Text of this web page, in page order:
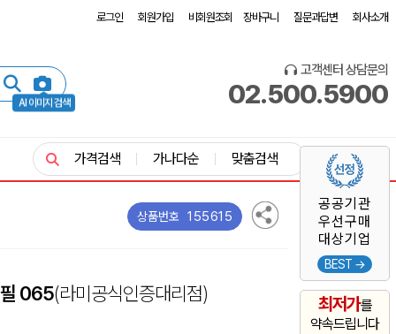
로그인 회원가입 비회원조회 장바구니 질문과답변 회사소개
AI 이미지 검색
고객센터 상담문의
02.500.5900
공공기관
우선구매
대상기업
BEST →
최저가를
약속드립니다
가격검색 가나다순 맞춤검색
상품번호 155615
필 065(라미공식인증대리점)